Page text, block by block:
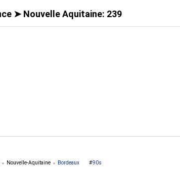
2. Jonzac
➤ Nouvelle Aquitaine: 239
Nouvelle-Aquitaine Bordeaux 90s